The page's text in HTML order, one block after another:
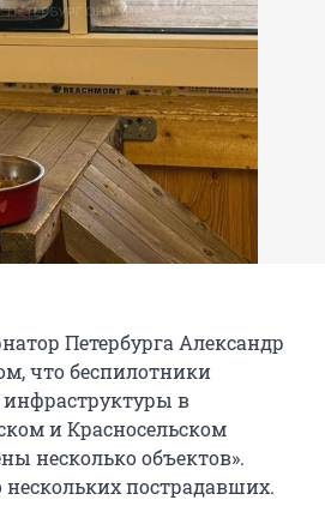
Петербурга Александр
что беспилотники
в
и Красносельском
несколько объектов».
пострадавших.